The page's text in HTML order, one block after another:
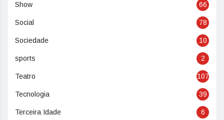
Show 66
Social 78
Sociedade 10
sports 2
Teatro 107
Tecnologia 39
Terceira Idade 6